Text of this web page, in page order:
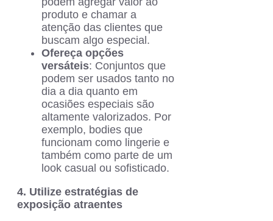
produto e chamar a
atenção das clientes que
buscam algo especial.
Ofereça opções
versáteis: Conjuntos que
podem ser usados tanto no
dia a dia quanto em
ocasiões especiais são
altamente valorizados. Por
exemplo, bodies que
funcionam como lingerie e
também como parte de um
look casual ou sofisticado.
4. Utilize estratégias de
exposição atraentes